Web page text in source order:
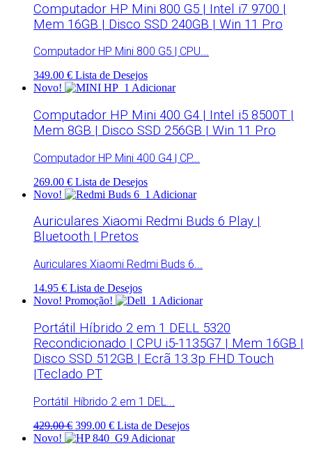
Computador HP Mini 800 G5 | Intel i7 9700 |
Mem 16GB | Disco SSD 240GB | Win 11 Pro
Computador HP Mini 800 G5 | CPU...
349.00 € Lista de Desejos
Novo!
Adicionar
Computador HP Mini 400 G4 | Intel i5 8500T |
Mem 8GB | Disco SSD 256GB | Win 11 Pro
Computador HP Mini 400 G4 | CP...
269.00 € Lista de Desejos
Novo!
Adicionar
Auriculares Xiaomi Redmi Buds 6 Play |
Bluetooth | Pretos
Auriculares Xiaomi Redmi Buds 6...
14.95 € Lista de Desejos
Novo! Promoção! Adicionar
Portátil Híbrido 2 em 1 DELL 5320
Recondicionado | CPU i5-1135G7 | Mem 16GB |
Disco SSD 512GB | Ecrã 13.3p FHD Touch
|Teclado PT
Portátil Híbrido 2 em 1 DEL...
429.00 € 399.00 € Lista de Desejos
Novo!
Adicionar